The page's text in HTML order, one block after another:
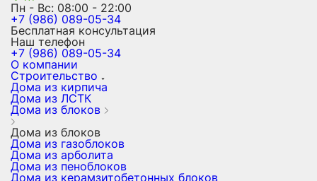
Пн - Вс: 08:00 - 22:00
+7 (986) 089-05-34
Бесплатная консультация
Наш телефон
+7 (986) 089-05-34
О компании
Строительство
Дома из кирпича
Дома из ЛСТК
Дома из блоков
Дома из блоков
Дома из газоблоков
Дома из арболита
Дома из пеноблоков
Дома из керамзитобетонных блоков